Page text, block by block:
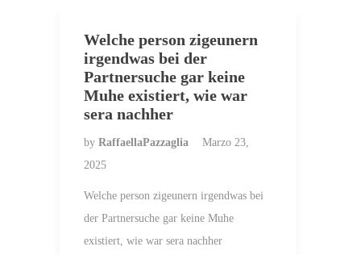
Welche person zigeunern
irgendwas bei der
Partnersuche gar keine
Muhe existiert, wie war
sera nachher
by RaffaellaPazzaglia
Marzo 23,
2025
Welche person zigeunern irgendwas bei
der Partnersuche gar keine Muhe
existiert, wie war sera nachher